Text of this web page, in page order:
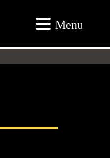
Menu